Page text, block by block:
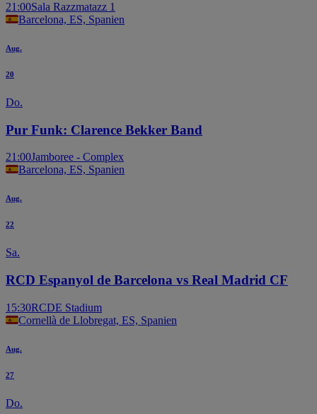
21:00Sala Razzmatazz 1
Barcelona, ES, Spanien
Aug.
20
Do.
Pur Funk: Clarence Bekker Band
21:00Jamboree - Complex
Barcelona, ES, Spanien
Aug.
22
Sa.
RCD Espanyol de Barcelona vs Real Madrid CF
15:30RCDE Stadium
Cornellà de Llobregat, ES, Spanien
Aug.
27
Do.